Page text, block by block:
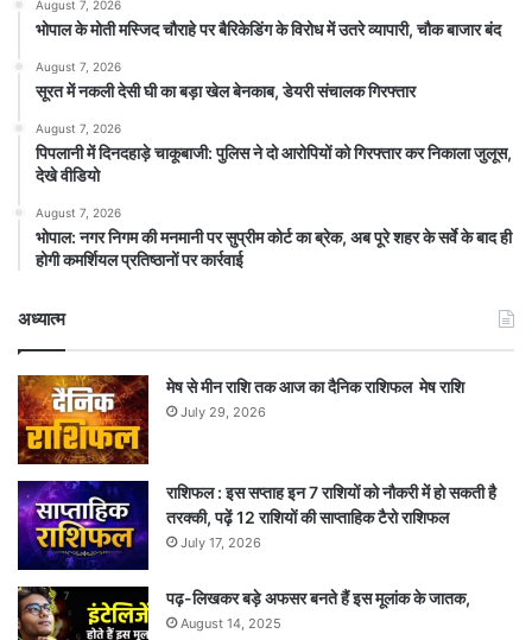
August 7, 2026
भोपाल के मोती मस्जिद चौराहे पर बैरिकेडिंग के विरोध में उतरे व्यापारी, चौक बाजार बंद
August 7, 2026
सूरत में नकली देसी घी का बड़ा खेल बेनकाब, डेयरी संचालक गिरफ्तार
August 7, 2026
पिपलानी में दिनदहाड़े चाकूबाजी: पुलिस ने दो आरोपियों को गिरफ्तार कर निकाला जुलूस,
देखे वीडियो
August 7, 2026
भोपाल: नगर निगम की मनमानी पर सुप्रीम कोर्ट का ब्रेक, अब पूरे शहर के सर्वे के बाद ही
होगी कमर्शियल प्रतिष्ठानों पर कार्रवाई
अध्यात्म
मेष से मीन राशि तक आज का दैनिक राशिफल मेष राशि
July 29, 2026
राशिफल : इस सप्ताह इन 7 राशियों को नौकरी में हो सकती है
तरक्की, पढ़ें 12 राशियों की साप्ताहिक टैरो राशिफल
July 17, 2026
पढ़-लिखकर बड़े अफसर बनते हैं इस मूलांक के जातक,
August 14, 2025